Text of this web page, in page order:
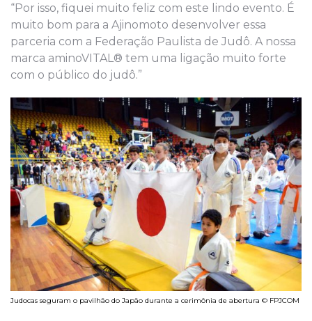
“Por isso, fiquei muito feliz com este lindo evento. É
muito bom para a Ajinomoto desenvolver essa
parceria com a Federação Paulista de Judô. A nossa
marca aminoVITAL® tem uma ligação muito forte
com o público do judô.”
Judocas seguram o pavilhão do Japão durante a cerimônia de abertura © FPJCOM